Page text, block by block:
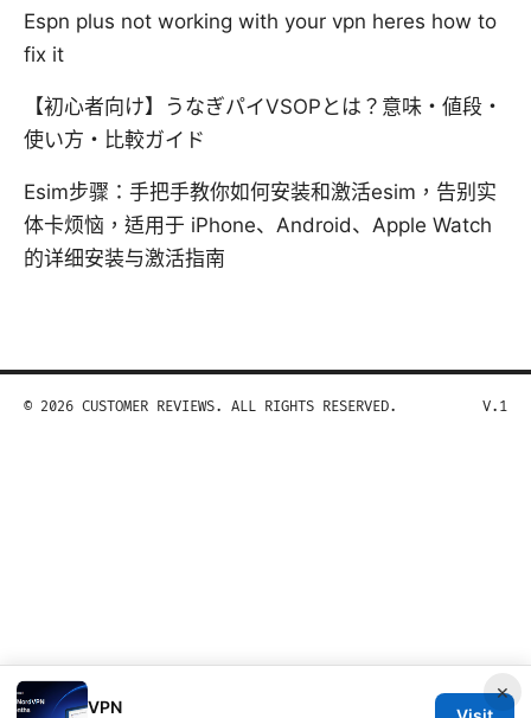
Espn plus not working with your vpn heres how to
fix it
【初心者向け】うなぎパイVSOPとは？意味・値段・
使い方・比較ガイド
Esim步骤：手把手教你如何安装和激活esim，告别实
体卡烦恼，适用于 iPhone、Android、Apple Watch
的详细安装与激活指南
×
VPN
© 2026 CUSTOMER REVIEWS. ALL RIGHTS RESERVED. V.1